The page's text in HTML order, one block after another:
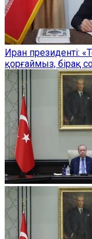
Иран президенті:
қорғаймыз, бірақ